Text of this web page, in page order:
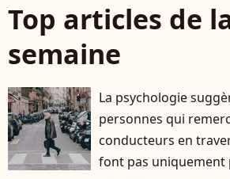
Top articles de
semaine
La psychologie
personnes qui
conducteurs en
font pas